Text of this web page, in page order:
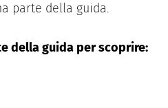
parte della guida.
della guida per scoprire: